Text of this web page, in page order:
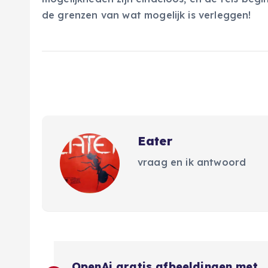
de grenzen van wat mogelijk is verleggen!
Eater
vraag en ik antwoord
B